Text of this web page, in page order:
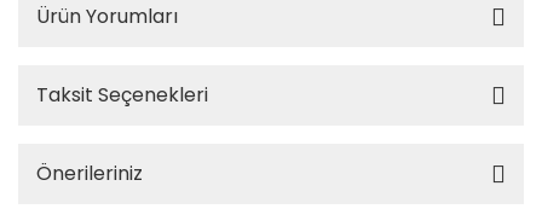
Ürün Yorumları
Taksit Seçenekleri
Önerileriniz